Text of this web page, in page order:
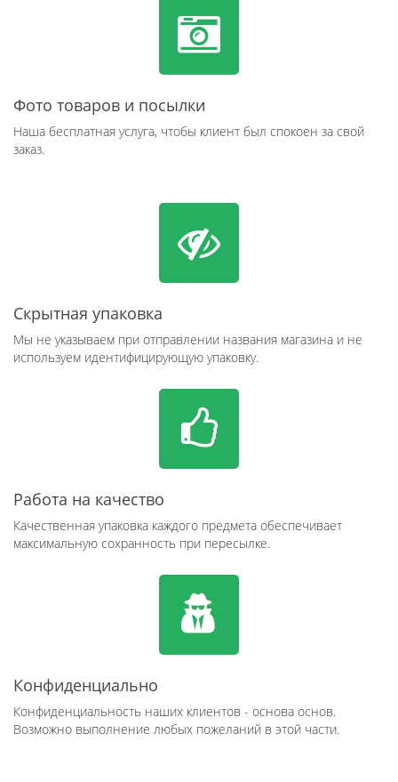
Фото товаров и посылки
Наша бесплатная услуга, чтобы клиент был спокоен за свой
заказ.
Скрытная упаковка
Мы не указываем при отправлении названия магазина и не
используем идентифицирующую упаковку.
Работа на качество
Качественная упаковка каждого предмета обеспечивает
максимальную сохранность при пересылке.
Конфиденциально
Конфиденциальность наших клиентов - основа основ.
Возможно выполнение любых пожеланий в этой части.